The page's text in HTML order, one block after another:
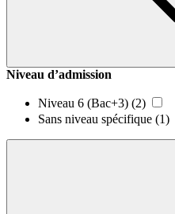
Niveau d’admission
Niveau 6 (Bac+3) (2)
Sans niveau spécifique (1)